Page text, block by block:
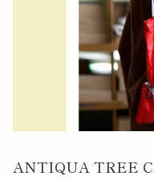
ANTIQUA TREE